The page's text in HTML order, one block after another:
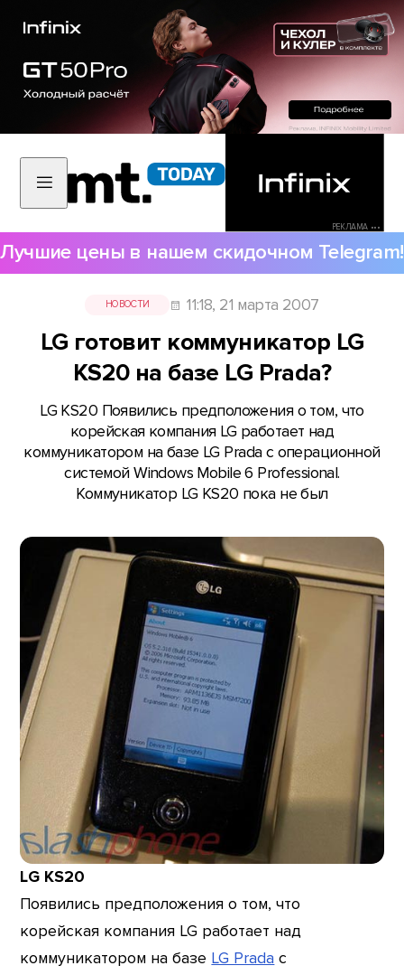
РЕКЛАМА •••
Лучшие цены в нашем скидочном Telegram!
НОВОСТИ 11:18, 21 марта 2007
LG готовит коммуникатор LG
KS20 на базе LG Prada?
LG KS20 Появились предположения о том, что
корейская компания LG работает над
коммуникатором на базе LG Prada с операционной
системой Windows Mobile 6 Professional.
Коммуникатор LG KS20 пока не был
LG KS20
Появились предположения о том, что
корейская компания LG работает над
коммуникатором на базе LG Prada с